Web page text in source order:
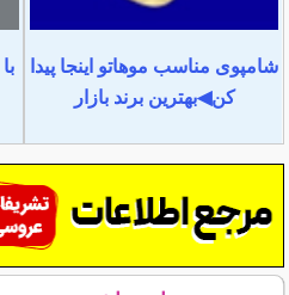
شامپوی مناسب موهاتو اینجا پیدا
کن◀بهترین برند بازار